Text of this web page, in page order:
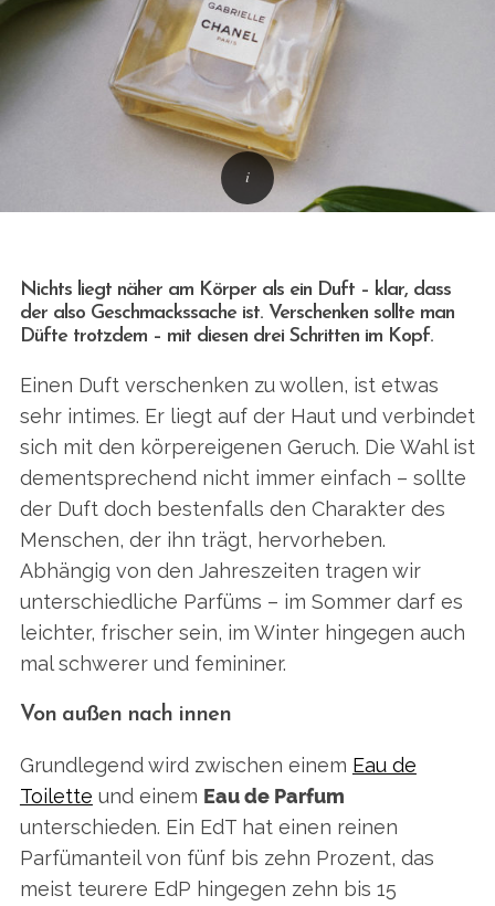
Nichts liegt näher am Körper als ein Duft – klar, dass
der also Geschmackssache ist. Verschenken sollte man
Düfte trotzdem – mit diesen drei Schritten im Kopf.
Einen Duft verschenken zu wollen, ist etwas
sehr intimes. Er liegt auf der Haut und verbindet
sich mit den körpereigenen Geruch. Die Wahl ist
dementsprechend nicht immer einfach – sollte
der Duft doch bestenfalls den Charakter des
Menschen, der ihn trägt, hervorheben.
Abhängig von den Jahreszeiten tragen wir
unterschiedliche Parfüms – im Sommer darf es
leichter, frischer sein, im Winter hingegen auch
mal schwerer und femininer.
Von außen nach innen
Grundlegend wird zwischen einem Eau de
Toilette und einem Eau de Parfum
unterschieden. Ein EdT hat einen reinen
Parfümanteil von fünf bis zehn Prozent, das
meist teurere EdP hingegen zehn bis 15